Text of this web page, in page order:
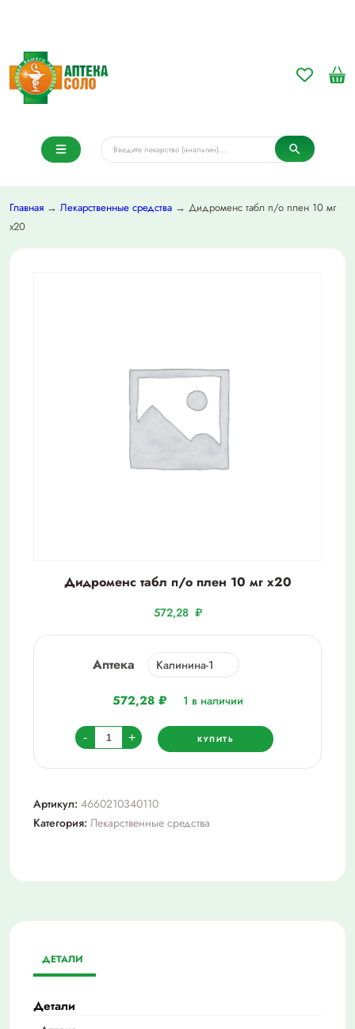
Главная → Лекарственные средства → Дидроменс табл п/о плен 10 мг
х20
Дидроменс табл п/о плен 10 мг х20
572,28 ₽
Аптека
572,28 ₽ 1 в наличии
-
Количество
товара
Дидроменс
п/
о
мг
+ КУПИТЬ
Артикул: 4660210340110
Категория: Лекарственные средства
ДЕТАЛИ
Детали